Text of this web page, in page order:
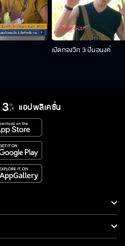
เปิดกองวิก 3 ปิ่นอนงค์
แอปพลิเคชั่น